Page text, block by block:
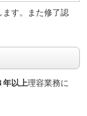
ます。また修了認
年以上理容業務に